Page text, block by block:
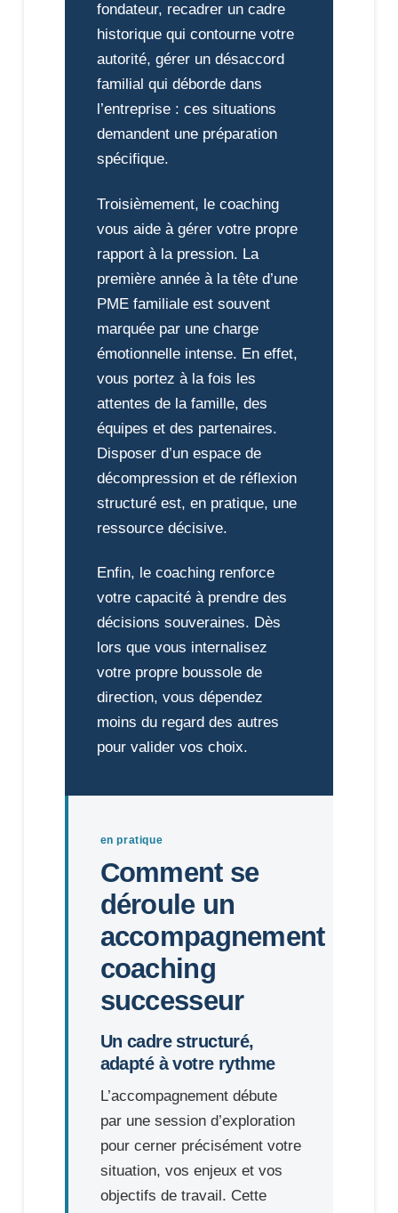
fondateur, recadrer un cadre
historique qui contourne votre
autorité, gérer un désaccord
familial qui déborde dans
l’entreprise : ces situations
demandent une préparation
spécifique.
Troisièmement, le coaching
vous aide à gérer votre propre
rapport à la pression. La
première année à la tête d’une
PME familiale est souvent
marquée par une charge
émotionnelle intense. En effet,
vous portez à la fois les
attentes de la famille, des
équipes et des partenaires.
Disposer d’un espace de
décompression et de réflexion
structuré est, en pratique, une
ressource décisive.
Enfin, le coaching renforce
votre capacité à prendre des
décisions souveraines. Dès
lors que vous internalisez
votre propre boussole de
direction, vous dépendez
moins du regard des autres
pour valider vos choix.
en pratique
Comment se
déroule un
accompagnement
coaching
successeur
Un cadre structuré,
adapté à votre rythme
L’accompagnement débute
par une session d’exploration
pour cerner précisément votre
situation, vos enjeux et vos
objectifs de travail. Cette